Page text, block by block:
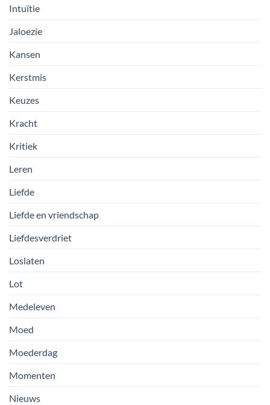
Intuïtie
Jaloezie
Kansen
Kerstmis
Keuzes
Kracht
Kritiek
Leren
Liefde
Liefde en vriendschap
Liefdesverdriet
Loslaten
Lot
Medeleven
Moed
Moederdag
Momenten
Nieuws